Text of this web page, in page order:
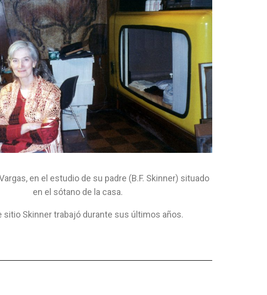
en el estudio de su padre (B.F. Skinner) situado
en el sótano de la casa.
sitio Skinner trabajó durante sus últimos años.